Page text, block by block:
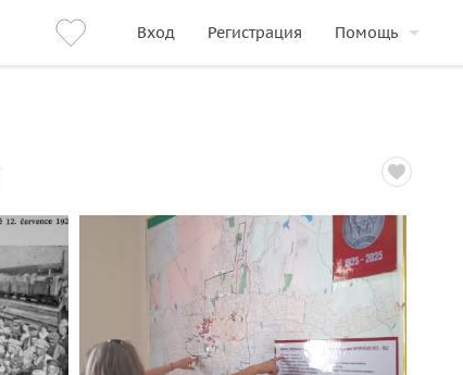
Вход Регистрация Помощь